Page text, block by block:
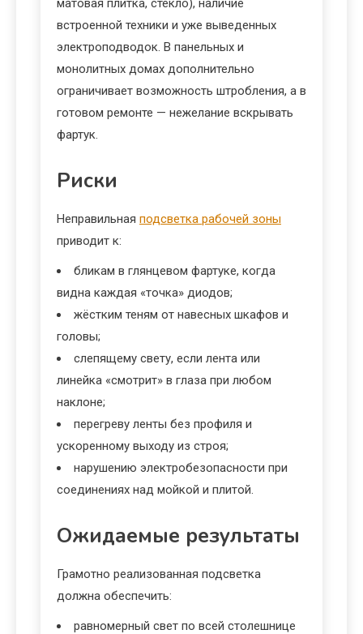
матовая плитка, стекло), наличие
встроенной техники и уже выведенных
электроподводок. В панельных и
монолитных домах дополнительно
ограничивает возможность штробления, а в
готовом ремонте — нежелание вскрывать
фартук.
Риски
Неправильная подсветка рабочей зоны
приводит к:
бликам в глянцевом фартуке, когда
видна каждая «точка» диодов;
жёстким теням от навесных шкафов и
головы;
слепящему свету, если лента или
линейка «смотрит» в глаза при любом
наклоне;
перегреву ленты без профиля и
ускоренному выходу из строя;
нарушению электробезопасности при
соединениях над мойкой и плитой.
Ожидаемые результаты
Грамотно реализованная подсветка
должна обеспечить:
равномерный свет по всей столешнице